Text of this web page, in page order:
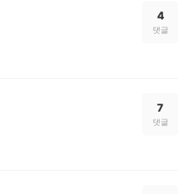
4
댓글
7
댓글